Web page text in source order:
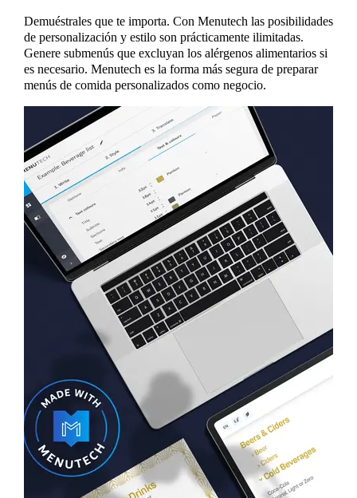
Demuéstrales que te importa. Con Menutech las posibilidades
de personalización y estilo son prácticamente ilimitadas.
Genere submenús que excluyan los alérgenos alimentarios si
es necesario. Menutech es la forma más segura de preparar
menús de comida personalizados como negocio.